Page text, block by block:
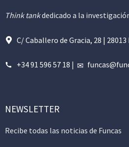
Think tankdedicado a la
C/ Caballero de Gracia, 28 |
+34 91 596 57 18 |
NEWSLETTER
Recibe todas las noticias de Funcas